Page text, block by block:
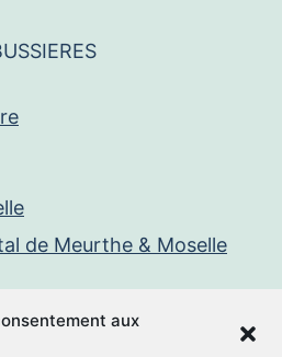
aux
de Meurthe & Moselle